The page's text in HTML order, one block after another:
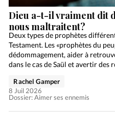
Dieu a-t-il vraiment dit
nous maltraitent?
Deux types de prophètes
Testament. Les «prophètes du
dédommagement, aider à
dans le cas de Saül et avertir
Dossier: Aimer ses ennemis
Rachel Gamper
8 Juil 2026